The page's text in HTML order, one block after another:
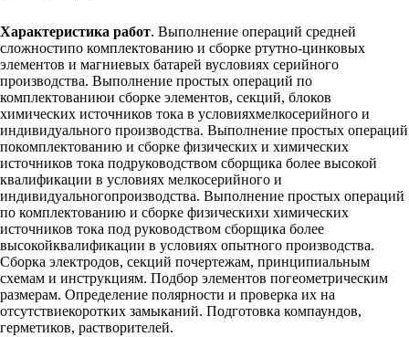
Характеристика работ. Выполнение операций средней
сложностипо комплектованию и сборке ртутно-цинковых
элементов и магниевых батарей вусловиях серийного
производства. Выполнение простых операций по
комплектованиюи сборке элементов, секций, блоков
химических источников тока в условияхмелкосерийного и
индивидуального производства. Выполнение простых операций
покомплектованию и сборке физических и химических
источников тока подруководством сборщика более высокой
квалификации в условиях мелкосерийного и
индивидуальногопроизводства. Выполнение простых операций
по комплектованию и сборке физическихи химических
источников тока под руководством сборщика более
высокойквалификации в условиях опытного производства.
Сборка электродов, секций почертежам, принципиальным
схемам и инструкциям. Подбор элементов погеометрическим
размерам. Определение полярности и проверка их на
отсутствиекоротких замыканий. Подготовка компаундов,
герметиков, растворителей.